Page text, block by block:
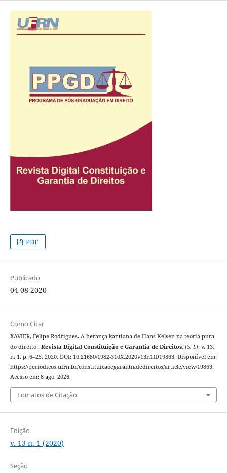
PDF
Publicado
04-08-2020
Como Citar
XAVIER, Felipe Rodrigues. A herança kantiana de Hans Kelsen na teoria pura
do direito . Revista Digital Constituição e Garantia de Direitos, [S. l.], v. 13,
n. 1, p. 6–25, 2020. DOI: 10.21680/1982-310X.2020v13n1ID19863. Disponível em:
https://periodicos.ufrn.br/constituicaoegarantiadedireitos/article/view/19863.
Acesso em: 8 ago. 2026.
Fomatos de Citação
Edição
v. 13 n. 1 (2020)
Seção